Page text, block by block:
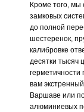
Кроме того,
замковых
до полной
шестеренок,
калибровке
десятки тысяч
герметичности
вам
Варшаве или
алюминиевых